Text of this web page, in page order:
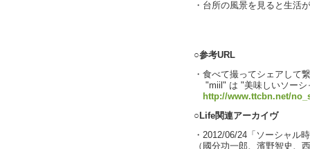
・台所の風景を見ると生活
○参考URL
・食べて撮ってシェアして
"miil" は "美味しいソーシ
http://www.ttcbn.net/
○Life関連アーカイヴ
・2012/06/24「ソーシャル
（國分功一郎、濱野智史、